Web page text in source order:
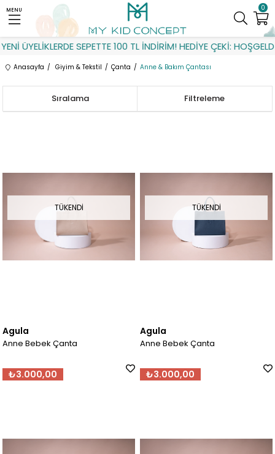
ÜYELİKLERDE SEPETTE 100 TL İNDİRİM! HEDİYE ÇEKİ:
0
MENU
Anasayfa Giyim & Tekstil Çanta Anne & Bakım Çantası
Filtreleme
Sıralama
TÜKENDI
Agula
Anne Bebek Çanta
₺3.000,00
TÜKENDI
Agula
Anne Bebek Çanta
₺3.000,00